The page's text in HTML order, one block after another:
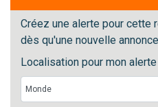
Créez une alerte pour cette
dès qu'une nouvelle
Localisation pour mon alerte